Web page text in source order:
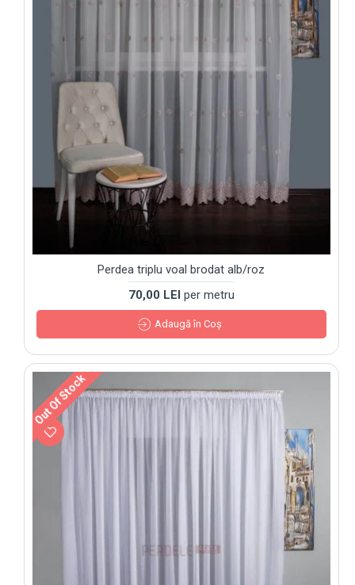
Perdea triplu voal brodat alb/roz
70,00 LEI per metru
Adaugă în Coş
Out Of Stock